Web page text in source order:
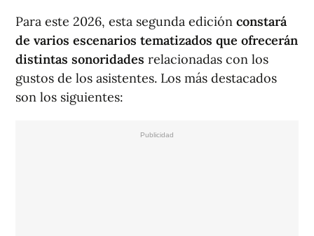
Para este 2026, esta segunda edición constará
de varios escenarios tematizados que ofrecerán
distintas sonoridades relacionadas con los
gustos de los asistentes. Los más destacados
son los siguientes: